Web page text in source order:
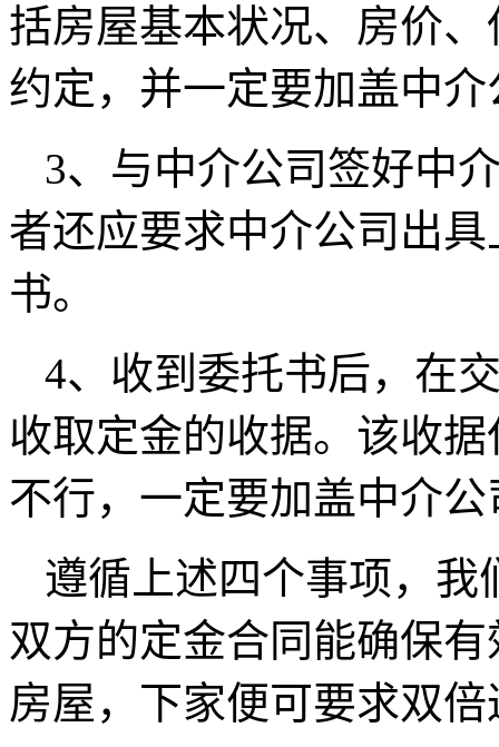
括房屋基本状况、房价
约定，并一定要加盖中
3、与中介公司签好中
者还应要求中介公司出
书。
4、收到委托书后，在
收取定金的收据。该收
不行，一定要加盖中介
遵循上述四个事项，我
双方的定金合同能确保
房屋，下家便可要求双